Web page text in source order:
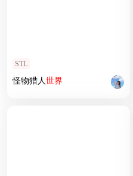
STL
怪物猎人世界